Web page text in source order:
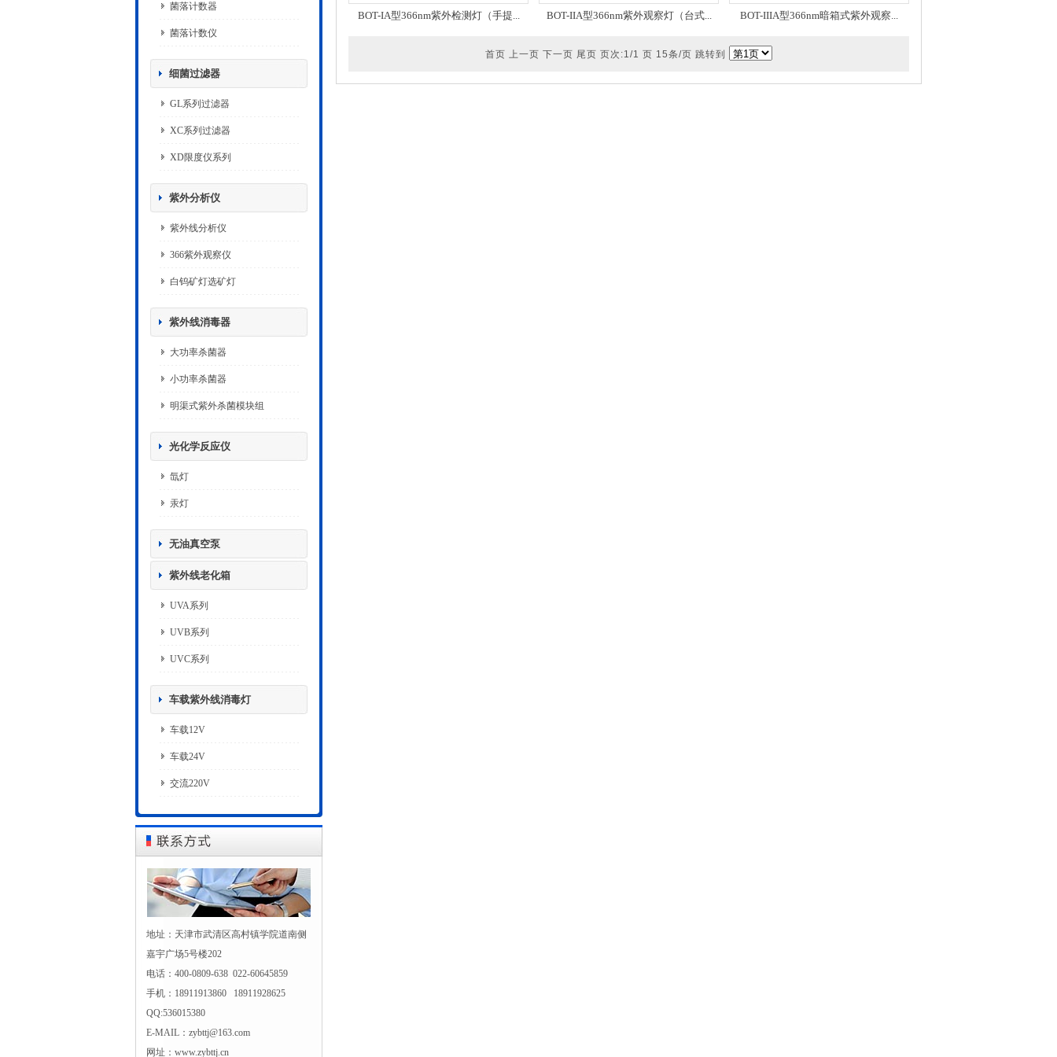
菌落计数器
菌落计数仪
细菌过滤器
GL系列过滤器
XC系列过滤器
XD限度仪系列
紫外分析仪
紫外线分析仪
366紫外观察仪
白钨矿灯选矿灯
紫外线消毒器
大功率杀菌器
小功率杀菌器
明渠式紫外杀菌模块组
光化学反应仪
氙灯
汞灯
无油真空泵
紫外线老化箱
UVA系列
UVB系列
UVC系列
车载紫外线消毒灯
车载12V
车载24V
交流220V
地址：天津市武清区高村镇学院道南侧
嘉宇广场5号楼202
电话：400-0809-638 022-60645859
手机：18911913860 18911928625
QQ:536015380
E-MAIL：zybttj@163.com
网址：www.zybttj.cn
BOT-IA型366nm紫外检测灯（手提... BOT-IIA型366nm紫外观察灯（台式... BOT-IIIA型366nm暗箱式紫外观察...
首页 上一页 下一页 尾页 页次:1/1 页 15条/页 跳转到